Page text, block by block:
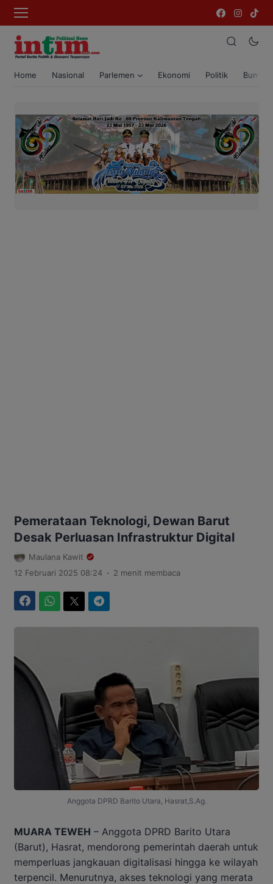
Home Nasional Parlemen Ekonomi Politik Bumi
Pemerataan Teknologi, Dewan Barut
Desak Perluasan Infrastruktur Digital
Maulana Kawit
12 Februari 2025 08:24 . 2 menit membaca
Anggota DPRD Barito Utara, Hasrat,S.Ag.
MUARA TEWEH – Anggota DPRD Barito Utara
(Barut), Hasrat, mendorong pemerintah daerah untuk
memperluas jangkauan digitalisasi hingga ke wilayah
terpencil. Menurutnya, akses teknologi yang merata